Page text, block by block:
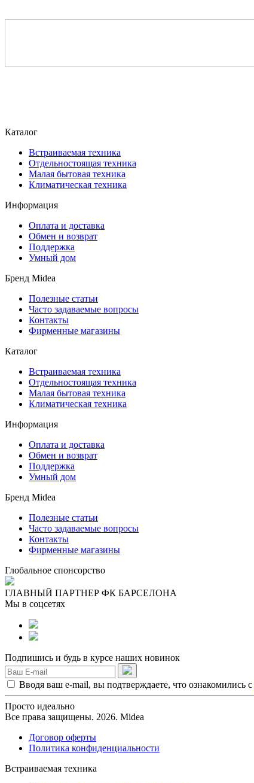
Каталог
Встраиваемая техника
Отдельностоящая техника
Малая бытовая техника
Климатическая техника
Информация
Оплата и доставка
Обмен и возврат
Поддержка
Умный дом
Бренд Midea
Полезные статьи
Часто задаваемые вопросы
Контакты
Фирменные магазины
Каталог
Встраиваемая техника
Отдельностоящая техника
Малая бытовая техника
Климатическая техника
Информация
Оплата и доставка
Обмен и возврат
Поддержка
Умный дом
Бренд Midea
Полезные статьи
Часто задаваемые вопросы
Контакты
Фирменные магазины
Глобальное спонсорство
ГЛАВНЫЙ ПАРТНЕР ФК БАРСЕЛОНА
Мы в соцсетях
Подпишись и будь в курсе наших новинок
Вводя ваш e-mail, вы подтверждаете, что ознакомились с
Просто идеально
Все права защищены. 2026. Midea
Договор оферты
Политика конфиденциальности
Встраиваемая техника